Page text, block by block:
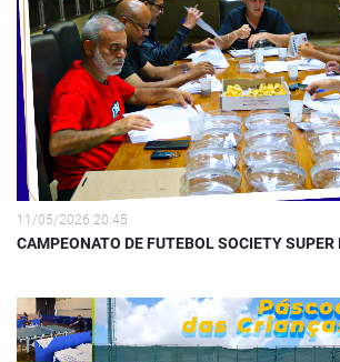
11/05/2026 20:45
CAMPEONATO DE FUTEBOL SOCIETY